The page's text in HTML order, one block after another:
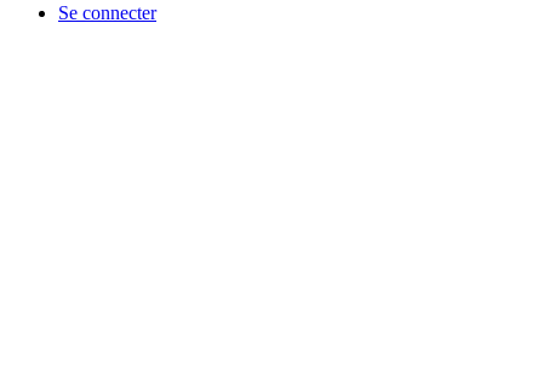
Se connecter